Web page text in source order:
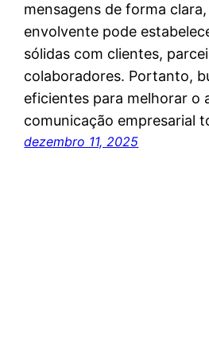
mensagens de forma
envolvente pode
sólidas com clientes,
colaboradores. Portanto,
eficientes para melhorar o
comunicação empresarial
dezembro 11, 2025